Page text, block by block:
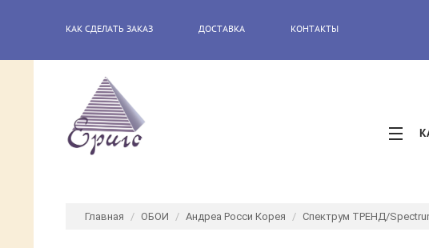
КАК СДЕЛАТЬ ЗАКАЗ ДОСТАВКА
КОНТАКТЫ
Главная / ОБОИ / Андреа Росси Корея / Спектрум ТРЕНД/